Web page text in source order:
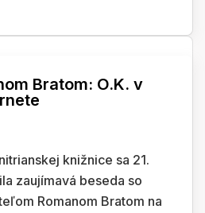
Bratom: O.K. v
knižnice sa 21.
zaujímavá beseda so
Romanom Bratom na